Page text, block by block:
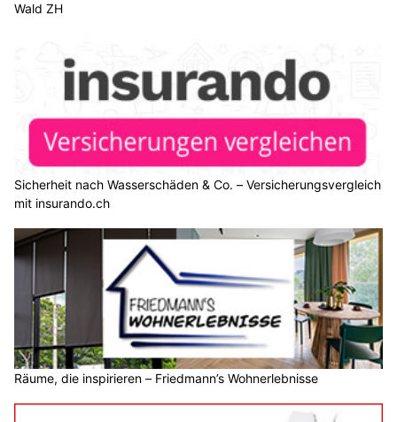
Wald ZH
Sicherheit nach Wasserschäden & Co. – Versicherungsvergleich
mit insurando.ch
Räume, die inspirieren – Friedmann’s Wohnerlebnisse